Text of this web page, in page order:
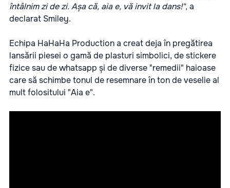
întâlnim zi de zi. Așa că, aia e, vă invit la dans!",a
declarat Smiley.
Echipa HaHaHa Production a creat deja în pregătirea
lansării piesei o gamă de plasturi simbolici, de stickere
fizice sau de whatsapp și de diverse "remedii" haioase
care să schimbe tonul de resemnare în ton de veselie al
mult folositului "Aia e".